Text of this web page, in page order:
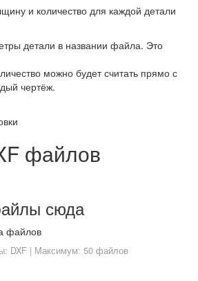
и количество для каждой детали
детали в названии файла. Это
можно будет считать прямо с
чертёж.
файлов
сюда
файлов
DXF | Максимум: 50 файлов